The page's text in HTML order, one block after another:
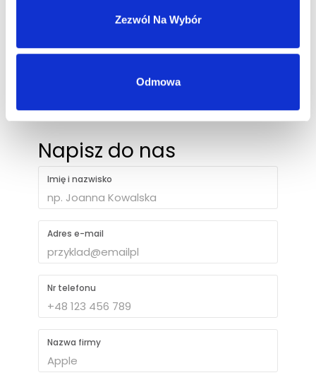
Zezwól Na Wybór
Odmowa
biuro@ph-intercosmetic.pl
Napisz do nas
Imię i nazwisko
Adres e-mail
Nr telefonu
Nazwa firmy